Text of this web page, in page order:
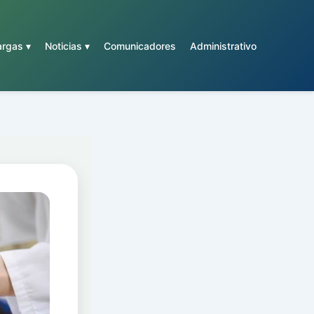
▾ Noticias ▾ Comunicadores Administrativo